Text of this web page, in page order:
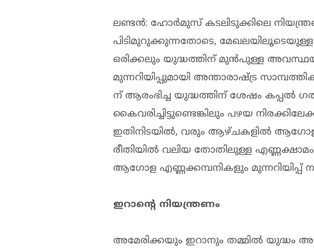
ലണ്ടൻ: ഹോർമുസ് കടലിടുക്കിലെ
പിടിമുറുക്കുന്നതോടെ,
ഒരിക്കലും യുദ്ധത്തിന് മുൻപുള്ള
മുന്നറിയിപ്പുമായി അന്താരാഷ്ട്ര
ന് ആരംഭിച്ച യുദ്ധത്തിന് ശേഷം കപ്പൽ
കൈവരിച്ചിട്ടുണ്ടെങ്കിലും പഴയ
ഇതിനിടയിൽ, വരും ആഴ്ചകളിൽ ആഗോള
രീതിയിൽ വലിയ തോതിലുള്ള
ആഗോള എണ്ണക്കമ്പനികളും മുന്നറിയിപ്പ്
ഇറാന്റെ നിയന്ത്രണം
അമേരിക്കയും ഇറാനും തമ്മിൽ യുദ്ധം